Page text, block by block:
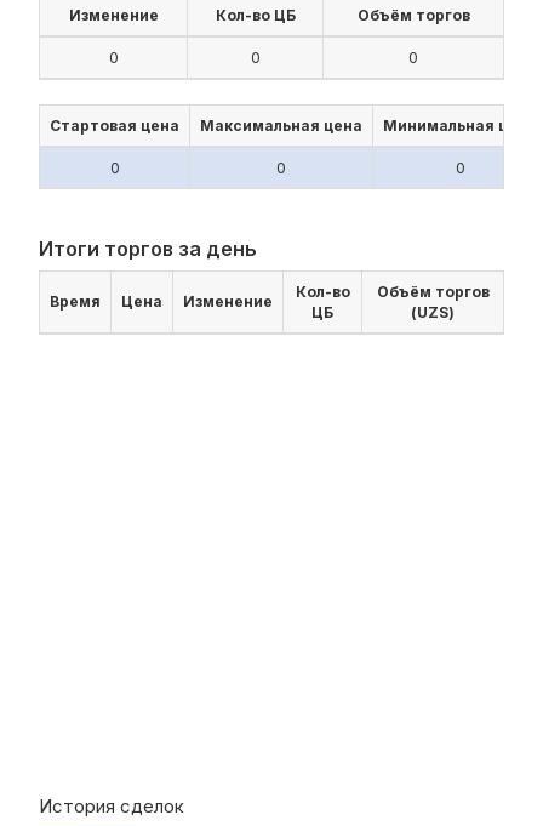
Изменение Кол-во ЦБ Объём торгов
0 0 0
Стартовая цена Максимальная цена Минимальная цена
0 0 0
Итоги торгов за день
Время Цена Изменение
Кол-во
ЦБ
Объём торгов
(UZS)
История сделок